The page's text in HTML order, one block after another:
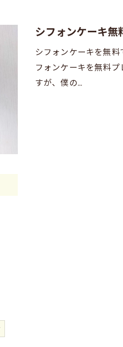
シフォンケーキ無
シフォンケーキを無
フォンケーキを無料
すが、僕の…